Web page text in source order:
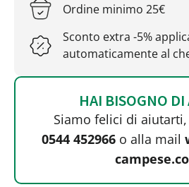
Ordine minimo 25€
Sconto extra -5%
automaticamente al
HAI BISOGNO
Siamo felici di
0544 452966 o alla mail